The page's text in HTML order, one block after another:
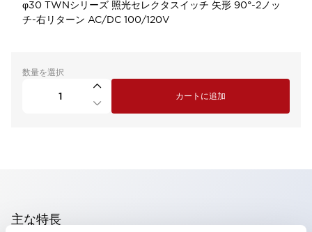
φ30 TWNシリーズ 照光セレクタスイッチ 矢形 90°-2ノッ
チ-右リターン AC/DC 100/120V
数量を選択
カートに追加
主な特長